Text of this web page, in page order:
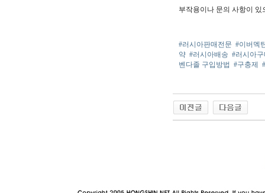
부작용이나 문의 사항이
#러시아판매전문 #이버멕
약 #러시아배송 #러시아
벤다졸 구입방법 #구충제